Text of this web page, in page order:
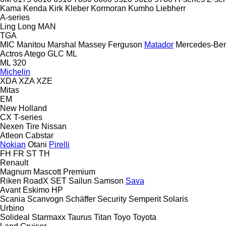
Kama Kenda Kirk Kleber Kormoran Kumho Liebherr
A-series
Ling Long MAN
TGA
MIC Manitou Marshal Massey Ferguson Matador Mercedes-
ActrosAtego GLC ML
ML 320
Michelin
XDA XZA XZE
Mitas
EM
New Holland
CX T-series
Nexen Tire Nissan
Atleon Cabstar
Nokian Otani Pirelli
FH FR ST TH
Renault
Magnum Mascott Premium
Riken RoadX SET Sailun Samson Sava
Avant Eskimo HP
Scania Scanvogn Schäffer Security Semperit Solaris
Urbino
Solideal Starmaxx Taurus Titan Toyo Toyota